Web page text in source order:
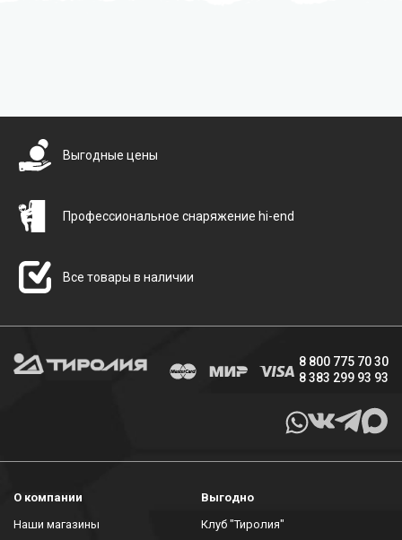
Выгодные цены
Профессиональное снаряжение hi-end
Все товары в наличии
8 800 775 70 30
8 383 299 93 93
О компании
Наши магазины
Выгодно
Клуб "Тиролия"